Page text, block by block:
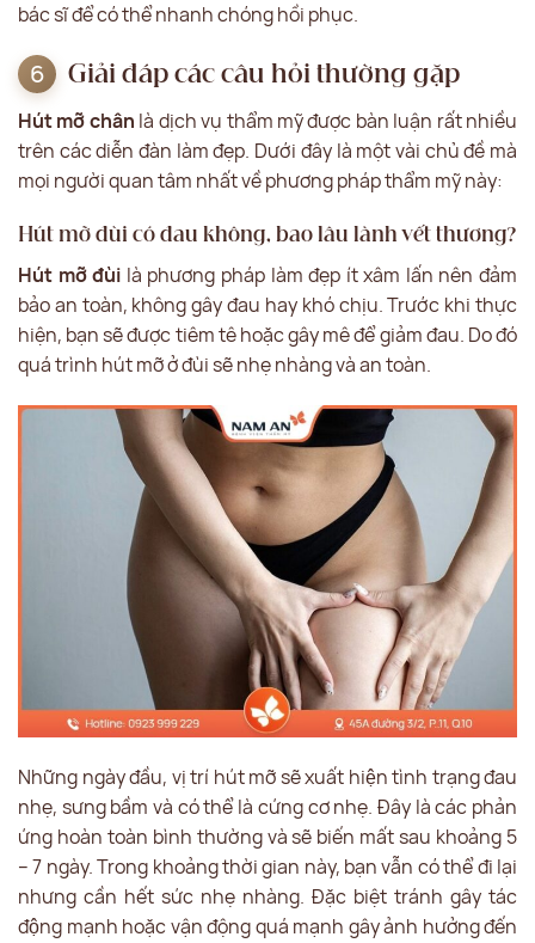
bác sĩ để có thể nhanh chóng hồi phục.
Giải đáp các câu hỏi thường gặp
Hút mỡ chân là dịch vụ thẩm mỹ được bàn luận rất nhiều
trên các diễn đàn làm đẹp. Dưới đây là một vài chủ đề mà
mọi người quan tâm nhất về phương pháp thẩm mỹ này:
Hút mỡ đùi có đau không, bao lâu lành vết thương?
Hút mỡ đùi là phương pháp làm đẹp ít xâm lấn nên đảm
bảo an toàn, không gây đau hay khó chịu. Trước khi thực
hiện, bạn sẽ được tiêm tê hoặc gây mê để giảm đau. Do đó
quá trình hút mỡ ở đùi sẽ nhẹ nhàng và an toàn.
Những ngày đầu, vị trí hút mỡ sẽ xuất hiện tình trạng đau
nhẹ, sưng bầm và có thể là cứng cơ nhẹ. Đây là các phản
ứng hoàn toàn bình thường và sẽ biến mất sau khoảng 5
– 7 ngày. Trong khoảng thời gian này, bạn vẫn có thể đi lại
nhưng cần hết sức nhẹ nhàng. Đặc biệt tránh gây tác
động mạnh hoặc vận động quá mạnh gây ảnh hưởng đến